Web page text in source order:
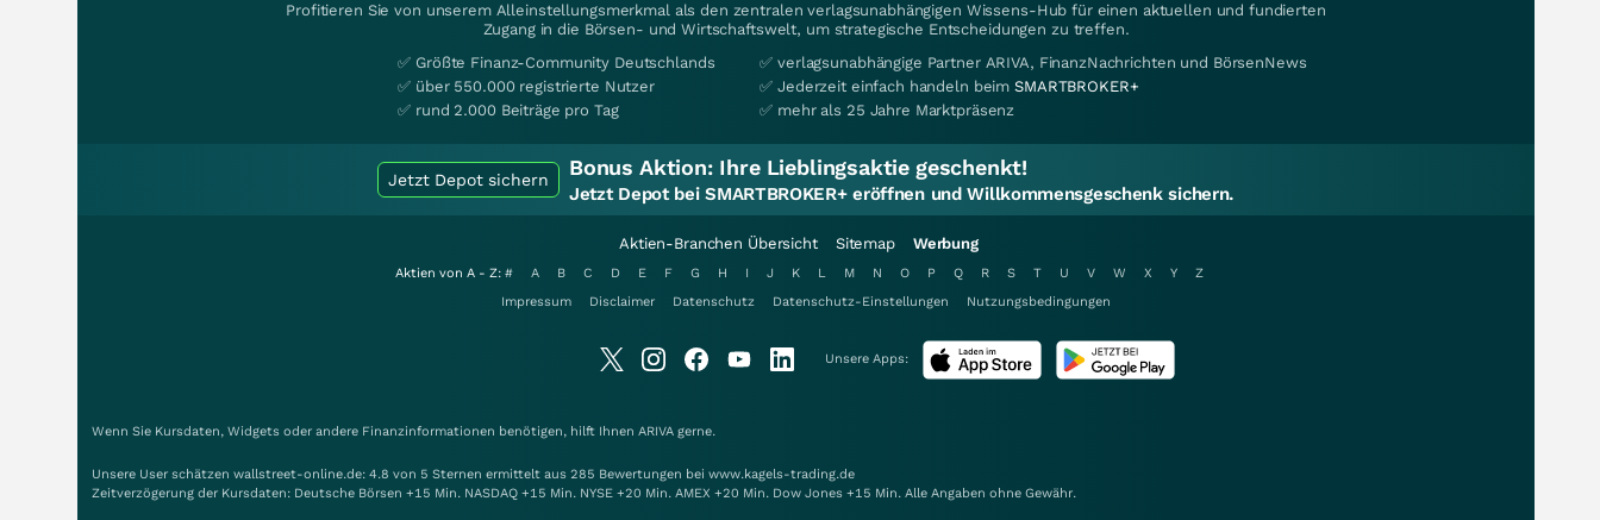
Profitieren Sie von unserem Alleinstellungsmerkmal als den zentralen verlagsunabhängigen Wissens-Hub für einen aktuellen und fundierten
Zugang in die Börsen- und Wirtschaftswelt, um strategische Entscheidungen zu treffen.
✅ Größte Finanz-Community Deutschlands
✅ über 550.000 registrierte Nutzer
✅ rund 2.000 Beiträge pro Tag
✅ verlagsunabhängige Partner ARIVA, FinanzNachrichten und BörsenNews
✅ Jederzeit einfach handeln beimSMARTBROKER+
✅ mehr als 25 Jahre Marktpräsenz
Jetzt Depot sichern Bonus Aktion: Ihre Lieblingsaktie geschenkt!
Jetzt Depot bei SMARTBROKER+ eröffnen und Willkommensgeschenk sichern.
Aktien-Branchen Übersicht Sitemap Werbung
Aktien von A - Z: # A B C D E F G H I J K L M N O P Q R S T U V W X Y
Z
Impressum
Disclaimer Datenschutz Datenschutz-Einstellungen Nutzungsbedingungen
Unsere Apps:
Wenn Sie Kursdaten, Widgets oder andere Finanzinformationen benötigen, hilft Ihnen ARIVA gerne.
Unsere User schätzen wallstreet-online.de: 4.8 von 5 Sternen ermittelt aus 285 Bewertungen bei www.kagels-trading.de
Zeitverzögerung der Kursdaten: Deutsche Börsen +15 Min. NASDAQ +15 Min. NYSE +20 Min. AMEX +20 Min. Dow Jones +15 Min. Alle Angaben ohne Gewähr.